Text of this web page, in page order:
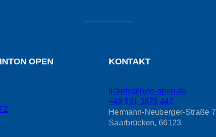
OPEN KONTAKT
tickets@hylo-open.de
+49 681 3879 442
Hermann-Neuberger-Straße 7
Saarbrücken,66123